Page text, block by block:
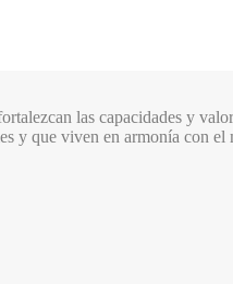
las capacidades y
y que viven en armonía con el